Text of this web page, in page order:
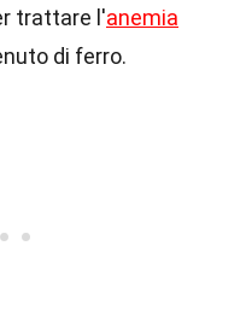
trattare l'anemia
di ferro.